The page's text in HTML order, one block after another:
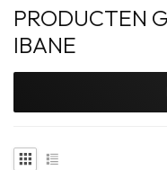
PRODUCTEN
IBANE